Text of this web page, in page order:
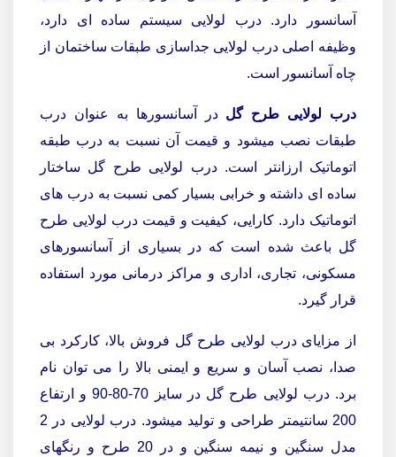
آسانسور دارد. درب لولایی سیستم ساده ای دارد،
وظیفه اصلی درب لولایی جداسازی طبقات ساختمان از
چاه آسانسور است.
درب لولایی طرح گلدر آسانسورها به عنوان درب
طبقات نصب میشود و قیمت آن نسبت به درب طبقه
اتوماتیک ارزانتر است. درب لولایی طرح گل ساختار
ساده ای داشته و خرابی بسیار کمی نسبت به درب های
اتوماتیک دارد. کارایی، کیفیت و قیمت درب لولایی طرح
گل باعث شده است که در بسیاری از آسانسورهای
مسکونی، تجاری، اداری و مراکز درمانی مورد استفاده
قرار گیرد.
از مزایای درب لولایی طرح گل فروش بالا، کارکرد بی
صدا، نصب آسان و سریع و ایمنی بالا را می توان نام
برد. درب لولایی طرح گل در سایز 70-80-90 و ارتفاع
200 سانتیمتر طراحی و تولید میشود. درب لولایی در 2
مدل سنگین و نیمه سنگین و در 20 طرح و رنگهای